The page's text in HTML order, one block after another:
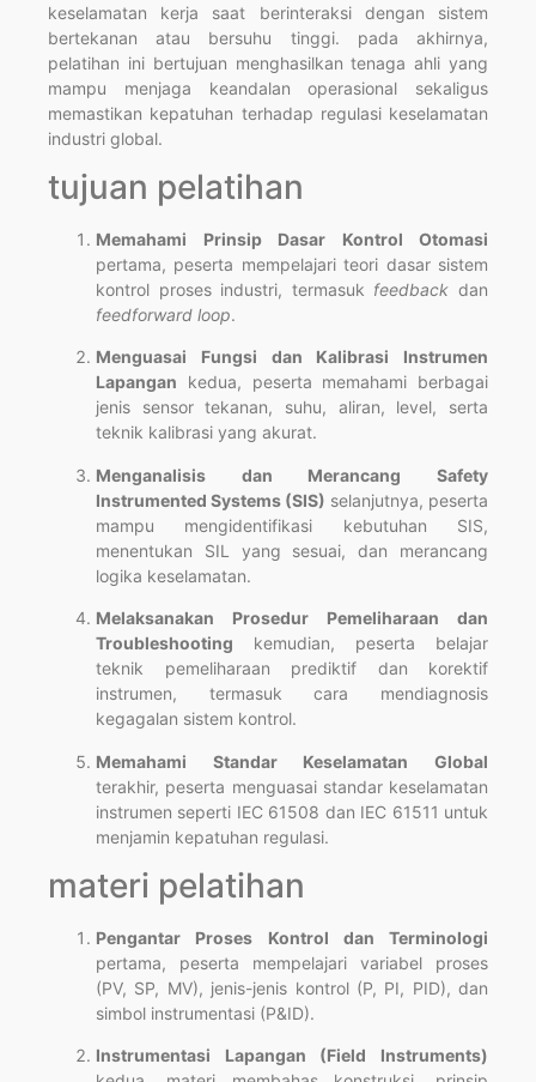
keselamatan kerja saat berinteraksi dengan sistem
bertekanan atau bersuhu tinggi. pada akhirnya,
pelatihan ini bertujuan menghasilkan tenaga ahli yang
mampu menjaga keandalan operasional sekaligus
memastikan kepatuhan terhadap regulasi keselamatan
industri global.
tujuan pelatihan
Memahami Prinsip Dasar Kontrol Otomasi
pertama, peserta mempelajari teori dasar sistem
kontrol proses industri, termasuk feedback dan
feedforward loop.
Menguasai Fungsi dan Kalibrasi Instrumen
Lapangan kedua, peserta memahami berbagai
jenis sensor tekanan, suhu, aliran, level, serta
teknik kalibrasi yang akurat.
Menganalisis dan Merancang Safety
Instrumented Systems (SIS) selanjutnya, peserta
mampu mengidentifikasi kebutuhan SIS,
menentukan SIL yang sesuai, dan merancang
logika keselamatan.
Melaksanakan Prosedur Pemeliharaan dan
Troubleshooting kemudian, peserta belajar
teknik pemeliharaan prediktif dan korektif
instrumen, termasuk cara mendiagnosis
kegagalan sistem kontrol.
Memahami Standar Keselamatan Global
terakhir, peserta menguasai standar keselamatan
instrumen seperti IEC 61508 dan IEC 61511 untuk
menjamin kepatuhan regulasi.
materi pelatihan
Pengantar Proses Kontrol dan Terminologi
pertama, peserta mempelajari variabel proses
(PV, SP, MV), jenis-jenis kontrol (P, PI, PID), dan
simbol instrumentasi (P&ID).
Instrumentasi Lapangan (Field Instruments)